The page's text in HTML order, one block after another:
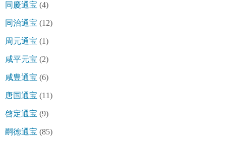
同慶通宝 (4)
同治通宝 (12)
周元通宝 (1)
咸平元宝 (2)
咸豊通宝 (6)
唐国通宝 (11)
啓定通宝 (9)
嗣徳通宝 (85)